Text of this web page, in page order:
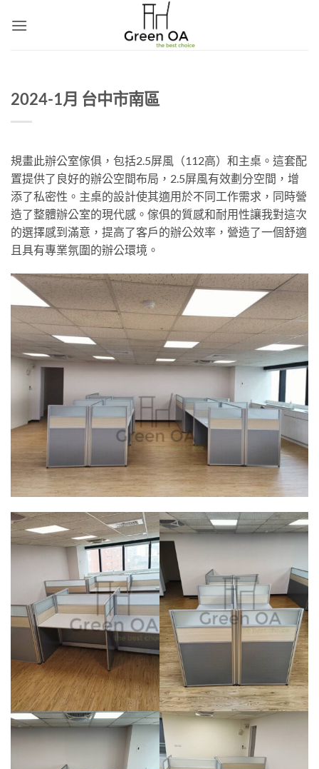
2024-1月 台中市南區
規畫此辦公室傢俱，包括2.5屏風（112高）和主桌。這套配
置提供了良好的辦公空間布局，2.5屏風有效劃分空間，增
添了私密性。主桌的設計使其適用於不同工作需求，同時營
造了整體辦公室的現代感。傢俱的質感和耐用性讓我對這次
的選擇感到滿意，提高了客戶的辦公效率，營造了一個舒適
且具有專業氛圍的辦公環境。